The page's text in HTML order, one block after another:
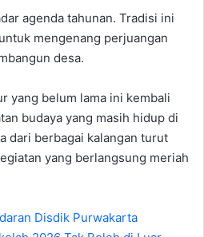
agenda tahunan. Tradisi ini
mengenang perjuangan
desa.
yang belum lama ini kembali
budaya yang masih hidup di
dari berbagai kalangan turut
yang berlangsung meriah
Disdik Purwakarta